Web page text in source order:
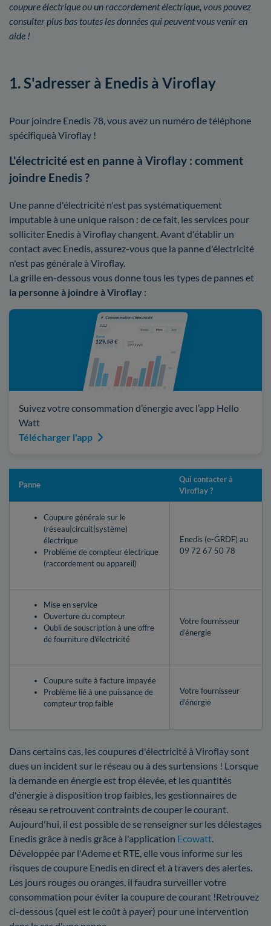
coupure électrique ou un raccordement électrique, vous pouvez
consulter plus bas toutes les données qui peuvent vous venir en
aide !
1. S'adresser à Enedis à Viroflay
Pour joindre Enedis 78, vous avez un numéro de téléphone
spécifiqueà Viroflay !
L'électricité est en panne à Viroflay : comment
joindre Enedis ?
Une panne d'électricité n'est pas systématiquement
imputable à une unique raison : de ce fait, les services pour
solliciter Enedis à Viroflay changent. Avant d'établir un
contact avec Enedis, assurez-vous que la panne d'électricité
n'est pas générale à Viroflay.
La grille en-dessous vous donne tous les types de pannes et
la personne à joindre à Viroflay :
Suivez votre consommation d’énergie avec l’app Hello
Watt
Télécharger l'app
Panne
Qui contacter à
Viroflay ?
Coupure générale sur le
(réseau|circuit|système)
électrique
Problème de compteur électrique
(raccordement ou appareil)
Enedis (e-GRDF) au
09 72 67 50 78
Mise en service
Ouverture du compteur
Oubli de souscription à une offre
de fourniture d'électricité
Votre fournisseur
d’énergie
Coupure suite à facture impayée
Problème lié à une puissance de
compteur trop faible
Votre fournisseur
d’énergie
Dans certains cas, les coupures d'électricité à Viroflay sont
dues un incident sur le réseau ou à des surtensions ! Lorsque
la demande en énergie est trop élevée, et les quantités
d'énergie à disposition trop faibles, les gestionnaires de
réseau se retrouvent contraints de couper le courant.
Aujourd'hui, il est possible de se renseigner sur les délestages
Enedis grâce à nedis grâce à l'application Ecowatt.
Développée par l'Ademe et RTE, elle vous informe sur les
risques de coupure Enedis en direct et à travers des alertes.
Les jours rouges ou oranges, il faudra surveiller votre
consommation pour éviter la coupure de courant !Retrouvez
ci-dessous (quel est le coût à payer) pour une intervention